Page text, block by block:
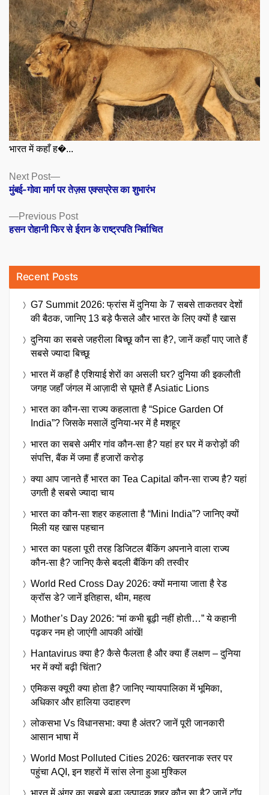
भारत में कहाँ ह�...
Posts
navigation
Previous PostPrevious
post:
हसन रोहानी फिर से ईरान के राष्ट्रपति निर्वाचित
Next Post
Next
post:
मुंबई-गोवा मार्ग पर तेज़स एक्सप्रेस का शुभारंभ
Recent Posts
G7 Summit 2026: फ्रांस में दुनिया के 7 सबसे ताकतवर देशों
की बैठक, जानिए 13 बड़े फैसले और भारत के लिए क्यों है खास
दुनिया का सबसे जहरीला बिच्छू कौन सा है?, जानें कहाँ पाए जाते हैं
सबसे ज्यादा बिच्छू
भारत में कहाँ है एशियाई शेरों का असली घर? दुनिया की इकलौती
जगह जहाँ जंगल में आज़ादी से घूमते हैं Asiatic Lions
भारत का कौन-सा राज्य कहलाता है “Spice Garden Of
India”? जिसके मसालें दुनिया-भर में है मशहूर
भारत का सबसे अमीर गांव कौन-सा है? यहां हर घर में करोड़ों की
संपत्ति, बैंक में जमा हैं हजारों करोड़
क्या आप जानते हैं भारत का Tea Capital कौन-सा राज्य है? यहां
उगती है सबसे ज्यादा चाय
भारत का कौन-सा शहर कहलाता है “Mini India”? जानिए क्यों
मिली यह खास पहचान
भारत का पहला पूरी तरह डिजिटल बैंकिंग अपनाने वाला राज्य
कौन-सा है? जानिए कैसे बदली बैंकिंग की तस्वीर
World Red Cross Day 2026: क्यों मनाया जाता है रेड
क्रॉस डे? जानें इतिहास, थीम, महत्व
Mother’s Day 2026: “मां कभी बूढ़ी नहीं होती…” ये कहानी
पढ़कर नम हो जाएंगी आपकी आंखें!
Hantavirus क्या है? कैसे फैलता है और क्या हैं लक्षण – दुनिया
भर में क्यों बढ़ी चिंता?
एमिकस क्यूरी क्या होता है? जानिए न्यायपालिका में भूमिका,
अधिकार और हालिया उदाहरण
लोकसभा Vs विधानसभा: क्या है अंतर? जानें पूरी जानकारी
आसान भाषा में
World Most Polluted Cities 2026: खतरनाक स्तर पर
पहुंचा AQI, इन शहरों में सांस लेना हुआ मुश्किल
भारत में अंगूर का सबसे बड़ा उत्पादक शहर कौन सा है? जानें टॉप